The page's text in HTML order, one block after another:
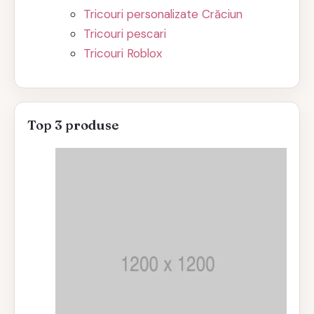
Tricouri personalizate Crăciun
Tricouri pescari
Tricouri Roblox
Top 3 produse